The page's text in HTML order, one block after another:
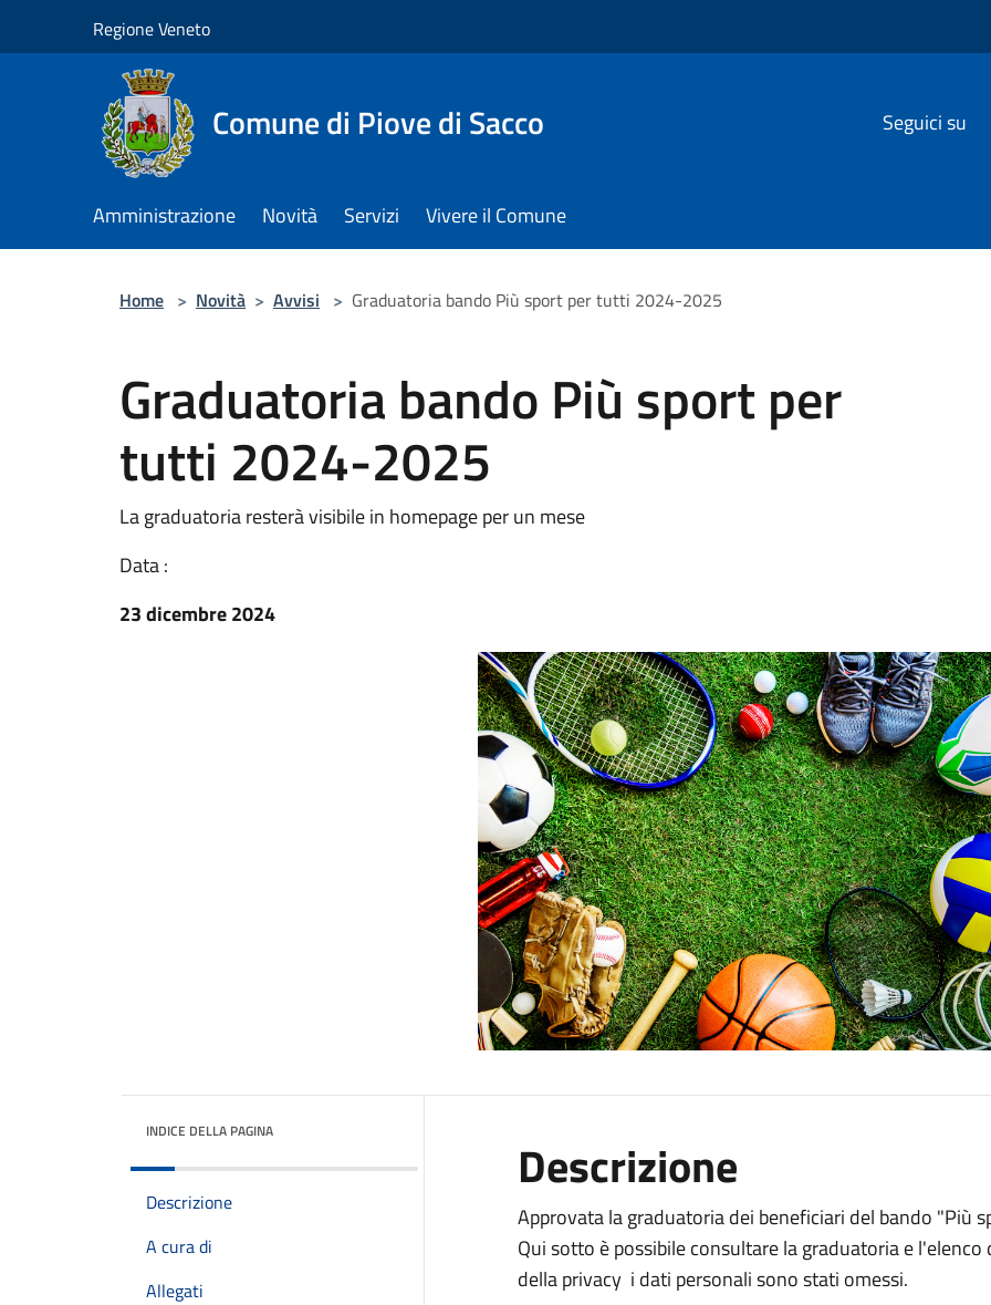
Regione Veneto
Comune di Piove di Sacco Seguici su
Amministrazione Novità Servizi Vivere il Comune
Home > Novità > Avvisi > Graduatoria bando Più sport per tutti 2024-2025
Graduatoria bando Più sport per
tutti 2024-2025
La graduatoria resterà visibile in homepage per un mese
Data :
23 dicembre 2024
INDICE DELLA PAGINA
Descrizione
A cura di
Allegati
Descrizione
Approvata la graduatoria dei beneficiari del bando "Più
Qui sotto è possibile consultare la graduatoria e
della privacy i dati personali sono stati omessi.